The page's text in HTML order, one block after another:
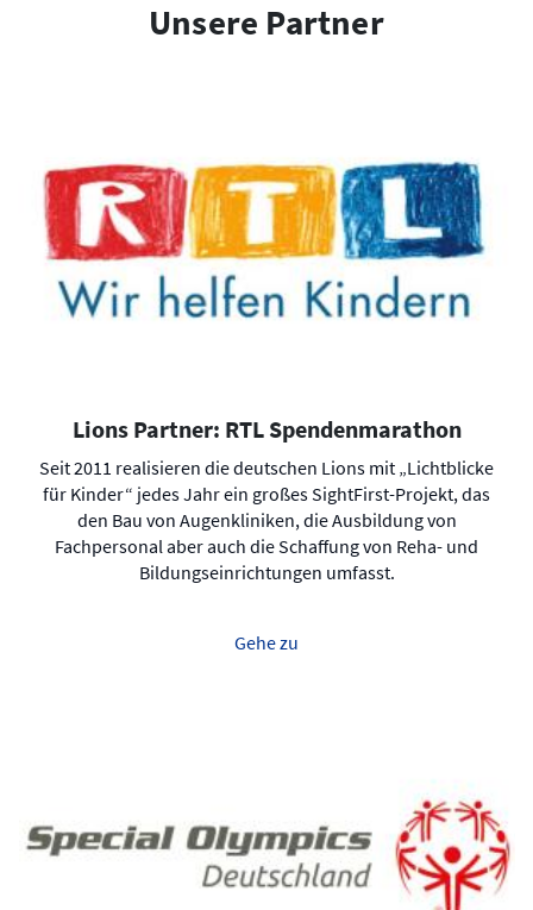
Unsere Partner
Lions Partner: RTL Spendenmarathon
Seit 2011 realisieren die deutschen Lions mit „Lichtblicke
für Kinder“ jedes Jahr ein großes SightFirst-Projekt, das
den Bau von Augenkliniken, die Ausbildung von
Fachpersonal aber auch die Schaffung von Reha- und
Bildungseinrichtungen umfasst.
Gehe zu